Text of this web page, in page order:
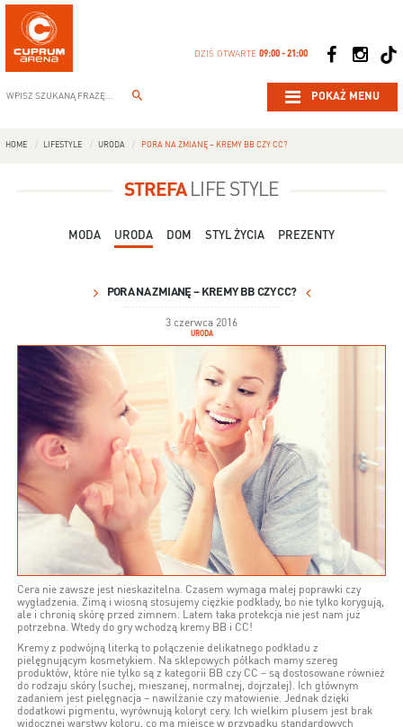
DZIŚ OTWARTE09:00 - 21:00
POKAŻ MENU
HOME LIFESTYLE URODA PORA NA ZMIANĘ – KREMY BB CZY CC?
STREFALIFE STYLE
MODA URODA DOM STYL ŻYCIA PREZENTY
PORA NA ZMIANĘ – KREMY BB CZY CC?
3 czerwca 2016
URODA
Cera nie zawsze jest nieskazitelna. Czasem wymaga małej poprawki czy
wygładzenia. Zimą i wiosną stosujemy ciężkie podkłady, bo nie tylko korygują,
ale i chronią skórę przed zimnem. Latem taka protekcja nie jest nam już
potrzebna. Wtedy do gry wchodzą kremy BB i CC!
Kremy z podwójną literką to połączenie delikatnego podkładu z
pielęgnującym kosmetykiem. Na sklepowych półkach mamy szereg
produktów, które nie tylko są z kategorii BB czy CC – są dostosowane również
do rodzaju skóry (suchej, mieszanej, normalnej, dojrzałej). Ich głównym
zadaniem jest pielęgnacja – nawilżanie czy matowienie. Jednak dzięki
dodatkowi pigmentu, wyrównują koloryt cery. Ich wielkim plusem jest brak
widocznej warstwy koloru, co ma miejsce w przypadku standardowych